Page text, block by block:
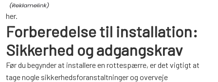
her.
Forberedelse til installation:
Sikkerhed og adgangskrav
Før du begynder at installere en rottespærre, er det vigtigt at
tage nogle sikkerhedsforanstaltninger og overveje